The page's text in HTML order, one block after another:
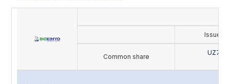
Issue's
Common share